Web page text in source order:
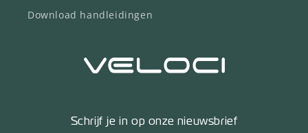
Download handleidingen
Schrijf je in op onze nieuwsbrief